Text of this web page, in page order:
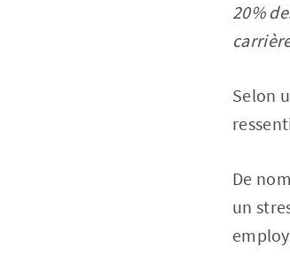
20%
Selon
De
un